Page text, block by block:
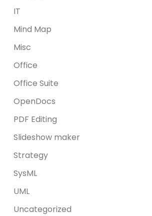
IT
Mind Map
Misc
Office
Office Suite
OpenDocs
PDF Editing
Slideshow maker
Strategy
SysML
UML
Uncategorized